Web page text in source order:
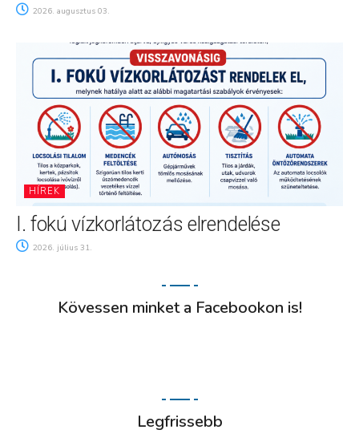
2026. augusztus 03.
HÍREK
I. fokú vízkorlátozás elrendelése
2026. július 31.
Kövessen minket a Facebookon is!
Legfrissebb